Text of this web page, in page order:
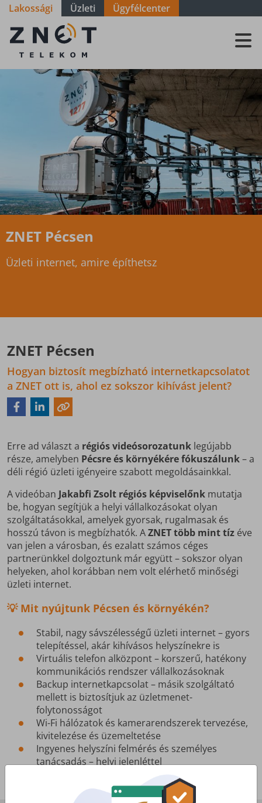
Lakossági Üzleti Ügyfélcenter
ZNET
Telekom, a
távközlési
szolgáltató
ZNET Pécsen
Üzleti internet, amire építhetsz
ZNET Pécsen
Hogyan biztosít megbízható internetkapcsolatot
a ZNET ott is, ahol ez sokszor kihívást jelent?
Erre ad választ a régiós videósorozatunk legújabb
része, amelyben Pécsre és környékére fókuszálunk– a
déli régió üzleti igényeire szabott megoldásainkkal.
A videóban Jakabfi Zsolt régiós képviselőnk mutatja
be, hogyan segítjük a helyi vállalkozásokat olyan
szolgáltatásokkal, amelyek gyorsak, rugalmasak és
hosszú távon is megbízhatók. AZNET több mint tíz éve
van jelen a városban, és ezalatt számos céges
partnerünkkel dolgoztunk már együtt – sokszor olyan
helyeken, ahol korábban nem volt elérhető minőségi
üzleti internet.
💡Mit nyújtunk Pécsen és környékén?
Stabil, nagy sávszélességű üzleti internet – gyors
telepítéssel, akár kihívásos helyszínekre is
Virtuális telefon alközpont – korszerű, hatékony
kommunikációs rendszer vállalkozásoknak
Backup internetkapcsolat – másik szolgáltató
mellett is biztosítjuk az üzletmenet-
folytonosságot
Wi-Fi hálózatok és kamerarendszerek tervezése,
kivitelezése és üzemeltetése
Ingyenes helyszíni felmérés és személyes
tanácsadás – helyi jelenléttel